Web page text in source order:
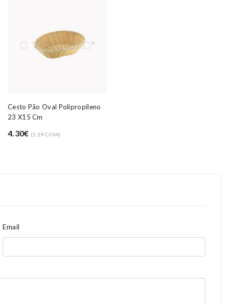
Cesto Pão Oval Polipropileno
23 X15 Cm
4.30€ (5.29 C/IVA)
Email